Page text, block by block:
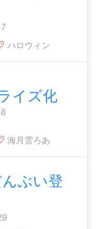
ハロウィン
イズ化
海月雲ろあ
ぶい登